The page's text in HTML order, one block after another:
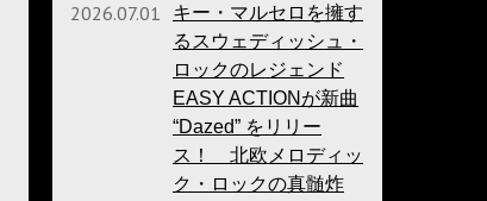
2026.07.01
キー・マルセロを擁す
るスウェディッシュ・
ロックのレジェンド
EASY ACTIONが新曲
“Dazed” をリリー
ス！ 北欧メロディッ
ク・ロックの真髄炸